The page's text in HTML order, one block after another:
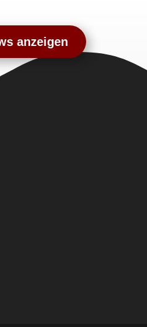
anzeigen